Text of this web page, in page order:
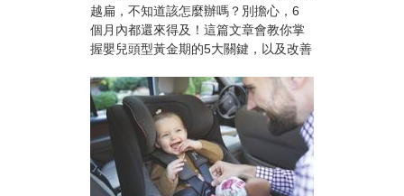
越扁，不知道該怎麼辦嗎？別擔心，6
個月內都還來得及！這篇文章會教你掌
握嬰兒頭型黃金期的5大關鍵，以及改善
圓的漂亮頭型。